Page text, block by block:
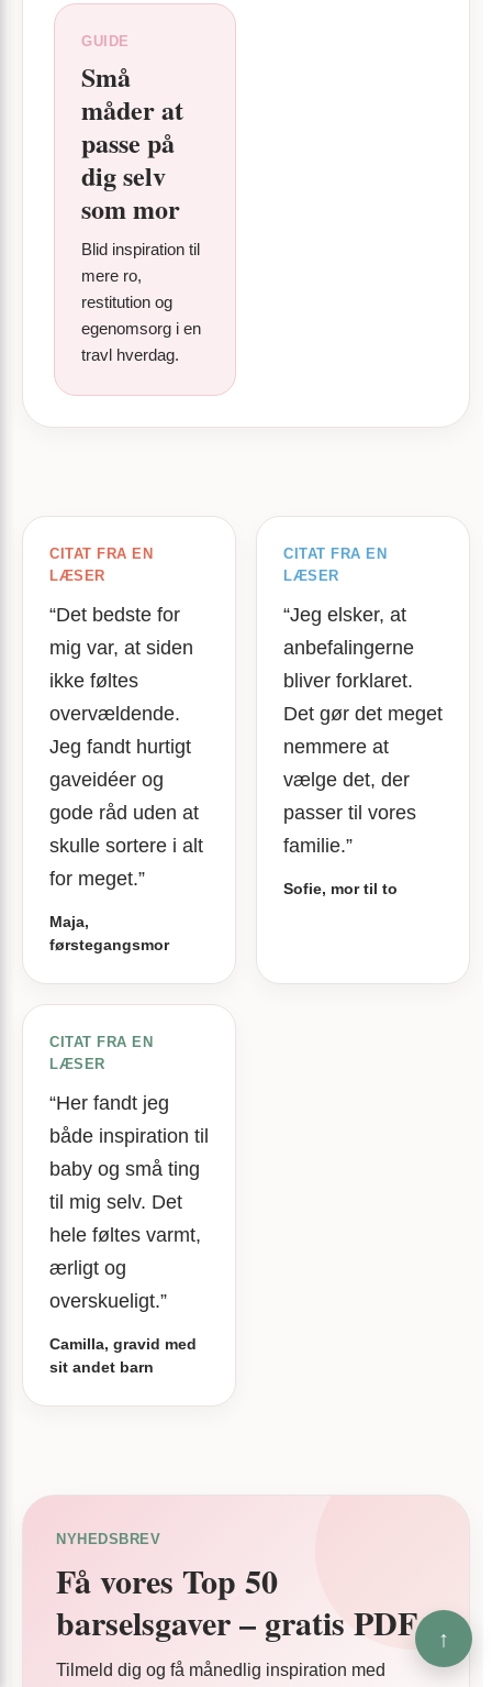
GUIDE
Små
måder at
passe på
dig selv
som mor
Blid inspiration til
mere ro,
restitution og
egenomsorg i en
travl hverdag.
CITAT FRA EN
LÆSER
“Det bedste for
mig var, at siden
ikke føltes
overvældende.
Jeg fandt hurtigt
gaveidéer og
gode råd uden at
skulle sortere i alt
for meget.”
Maja,
førstegangsmor
CITAT FRA EN
LÆSER
“Jeg elsker, at
anbefalingerne
bliver forklaret.
Det gør det meget
nemmere at
vælge det, der
passer til vores
familie.”
Sofie, mor til to
CITAT FRA EN
LÆSER
“Her fandt jeg
både inspiration til
baby og små ting
til mig selv. Det
hele føltes varmt,
ærligt og
overskueligt.”
Camilla, gravid med
sit andet barn
NYHEDSBREV
Få vores Top 50
barselsgaver – gratis PDF
Tilmeld dig og få månedlig inspiration med
↑